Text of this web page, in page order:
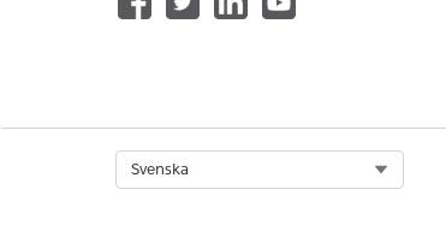
LÖSTE DENNA
Berätta för oss vad
Svenska